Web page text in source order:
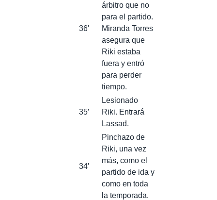
36′
árbitro que no
para el partido.
Miranda Torres
asegura que
Riki estaba
fuera y entró
para perder
tiempo.
35′
Lesionado
Riki. Entrará
Lassad.
34′
Pinchazo de
Riki, una vez
más, como el
partido de ida y
como en toda
la temporada.